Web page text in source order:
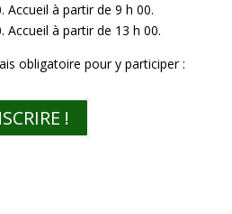
Accueil à partir de 9 h 00.
Accueil à partir de 13 h 00.
obligatoire pour y participer :
!